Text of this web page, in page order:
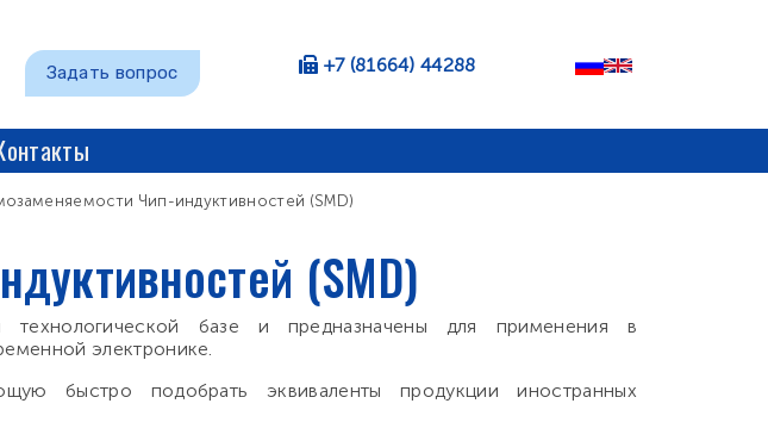
Задать вопрос +7 (81664) 44288
Чип-индуктивностей (SMD)
(SMD)
технологической базе и предназначены для применения в
электронике.
быстро подобрать эквиваленты продукции иностранных